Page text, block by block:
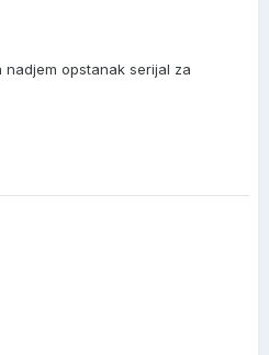
opstanak serijal za